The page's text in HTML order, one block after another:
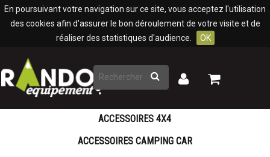
En poursuivant votre navigation sur ce site, vous acceptez l'utilisation
des cookies afin d'assurer le bon déroulement de votre visite et de
réaliser des statistiques d'audience.
OK
Rechercher
Mon
Mon
ACCESSOIRES 4X4
ACCESSOIRES CAMPING CAR
Panneau de gestion des cookies